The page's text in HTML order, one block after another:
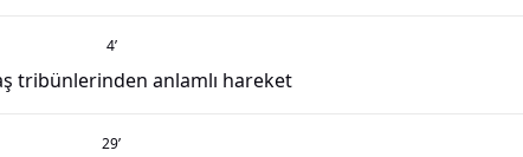
4’
tribünlerinden anlamlı hareket
29’